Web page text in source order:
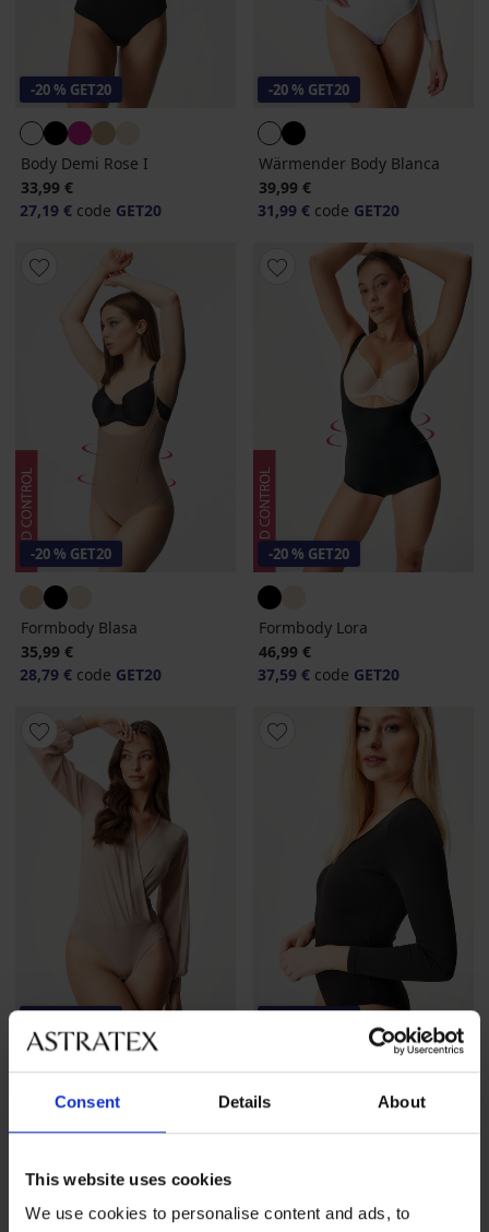
Consent Details About
This website uses cookies
We use cookies to personalise content and ads, to
-20 % GET20
Body Demi Rose I
33,99 €
27,19 € code GET20
-20 % GET20
Wärmender Body Blanca
39,99 €
31,99 € code GET20
-20 % GET20
Formbody Blasa
35,99 €
28,79 € code GET20
-20 % GET20
Formbody Lora
46,99 €
37,59 € code GET20
Body Demi mit
transparenten Ärmeln
41,99 €
Wärmender Body Rhonda
31,99 €codeGET20